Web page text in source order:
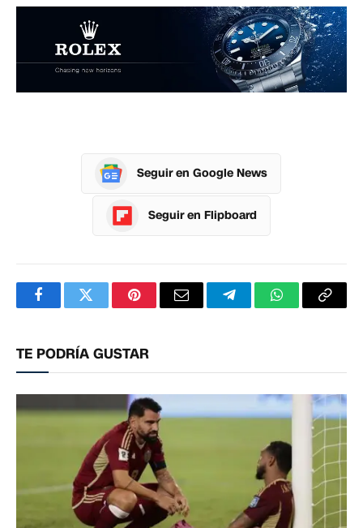
Seguir en Google News
Seguir en Flipboard
FacebookTwitterPinterestCorreoTelegramWhatsApp
TE PODRÍA GUSTAR